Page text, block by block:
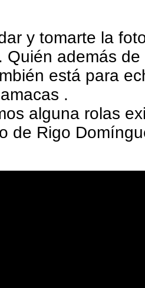
y tomarte la
Quién además
está para
.
alguna rolas
de Rigo